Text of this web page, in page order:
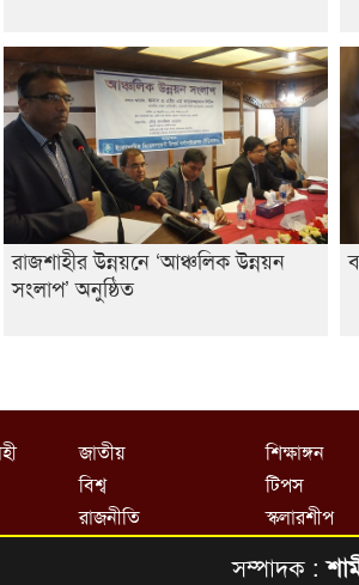
রাজশাহীর উন্নয়নে ‘আঞ্চলিক উন্নয়ন
সংলাপ’ অনুষ্ঠিত
জাতীয়
বিশ্ব
রাজনীতি
শিক্ষাঙ্গন
টিপস
স্কলারশীপ
সম্পাদক :